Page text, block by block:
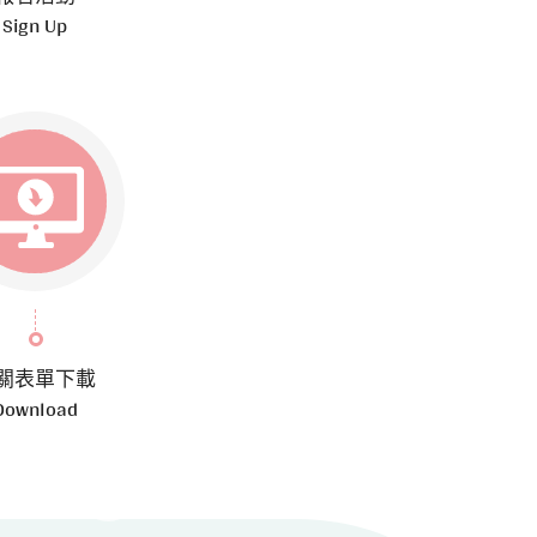
Sign Up
表單下載